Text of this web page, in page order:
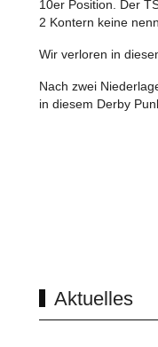
10er Position. Der
2 Kontern keine
Wir verloren in
Nach zwei
in diesem Derby
Aktuelles